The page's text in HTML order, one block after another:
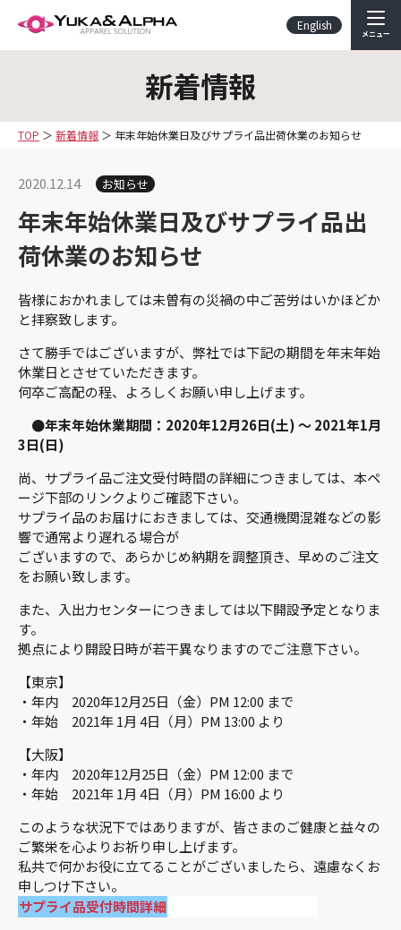
English
メニュー
新着情報
TOP 新着情報 年末年始休業日及びサプライ品出荷休業のお知らせ
お知らせ
2020.12.14
年末年始休業日及びサプライ品出
荷休業のお知らせ
皆様におかれましては未曽有の災禍の中ご苦労はいかほどか
と拝察致します。
さて勝手ではございますが、弊社では下記の期間を年末年始
休業日とさせていただきます。
何卒ご高配の程、よろしくお願い申し上げます。
●年末年始休業期間：2020年12月26日(土) ～ 2021年1月
3日(日)
尚、サプライ品ご注文受付時間の詳細につきましては、本ペ
ージ下部のリンクよりご確認下さい。
サプライ品のお届けにおきましては、交通機関混雑などの影
響で通常より遅れる場合が
ございますので、あらかじめ納期を調整頂き、早めのご注文
をお願い致します。
また、入出力センターにつきましては以下開設予定となりま
す。
拠点により開設日時が若干異なりますのでご注意下さい。
【東京】
・年内 2020年12月25日（金）PM 12:00 まで
・年始 2021年 1月 4日（月）PM 13:00 より
【大阪】
・年内 2020年12月25日（金）PM 12:00 まで
・年始 2021年 1月 4日（月）PM 16:00 より
このような状況下ではありますが、皆さまのご健康と益々の
ご繁栄を心よりお祈り申し上げます。
私共で何かお役に立てることがございましたら、遠慮なくお
申しつけ下さい。
サプライ品受付時間詳細